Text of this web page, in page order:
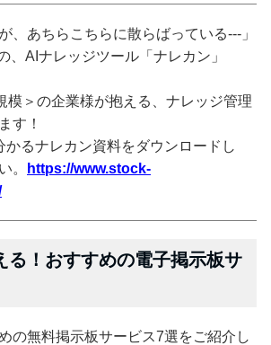
、あちらこちらに散らばっている---」
、AIナレッジツール「ナレカン」
模＞の企業様が抱える、ナレッジ管理
す！
かるナレカン資料をダウンロードし
。
https://www.stock-
る！おすすめの電子掲示板サ
の無料掲示板サービス7選をご紹介し